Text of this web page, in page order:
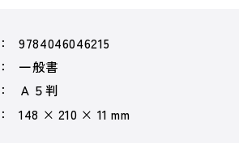
9784046046215
一般書
Ａ５判
148 × 210 × 11 mm